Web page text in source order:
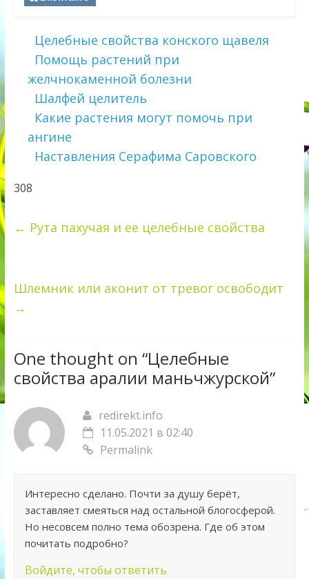
Целебные свойства конского щавеля
Помощь растений при
желчнокаменной болезни
Шалфей целитель
Какие растения могут помочь при
ангине
Наставления Серафима Саровского
308
← Рута пахучая и ее целебные свойства
Шлемник или аконит от тревог освободит
→
One thought on “Целебные
свойства аралии маньчжурской”
redirekt.info
11.05.2021 в 02:40
Permalink
Интересно сделано. Почти за душу берёт,
заставляет смеяться над остальной блогосферой.
Но несовсем полно тема обозрена. Где об этом
почитать подробно?
Войдите, чтобы ответить